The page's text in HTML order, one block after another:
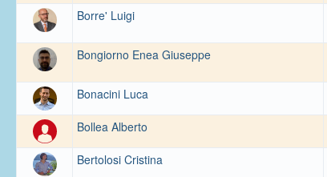
Borre' Luigi
Bongiorno Enea Giuseppe
Bonacini Luca
Bollea Alberto
Bertolosi Cristina